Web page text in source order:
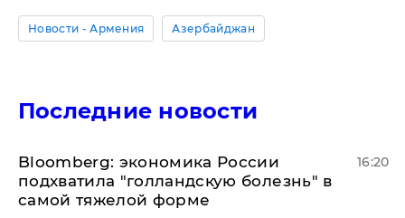
Новости - Армения Азербайджан
Последние новости
Bloomberg: экономика России
подхватила "голландскую болезнь" в
самой тяжелой форме
16:20